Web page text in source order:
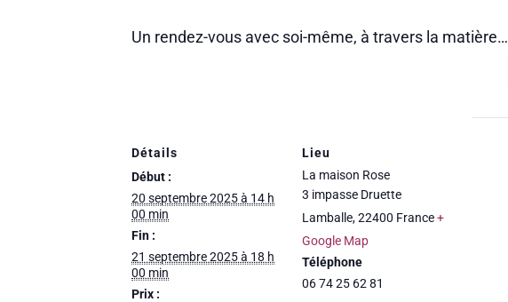
Un rendez-vous avec soi-même, à travers la matière…
Détails
Début :
20 septembre 2025 à 14 h
00 min
Fin :
21 septembre 2025 à 18 h
00 min
Prix :
Lieu
La maison Rose
3 impasse Druette
Lamballe,22400 France+
Google Map
Téléphone
06 74 25 62 81